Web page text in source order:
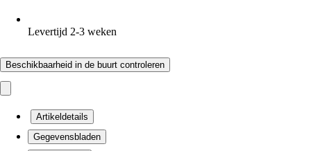
Levertijd 2-3 weken
Beschikbaarheid in de buurt controleren
Artikeldetails
Gegevensbladen